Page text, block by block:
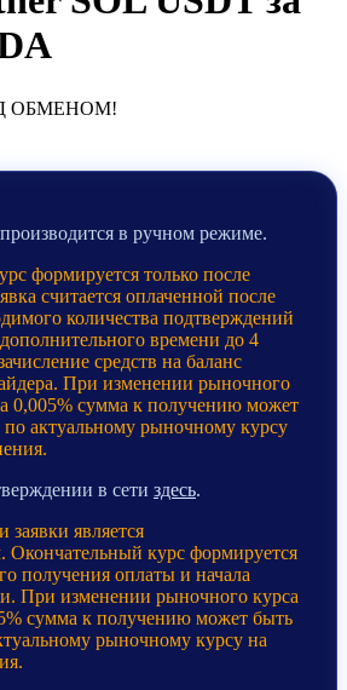
ОБМЕНОМ!
в ручном режиме.
формируется только после
считается оплаченной после
количества подтверждений
времени до 4
средств на баланс
При изменении рыночного
0,005% сумма к получению может
по актуальному рыночному курсу
в сети здесь.
заявки является
Окончательный курс формируется
получения оплаты и начала
При изменении рыночного курса
сумма к получению может быть
рыночному курсу на